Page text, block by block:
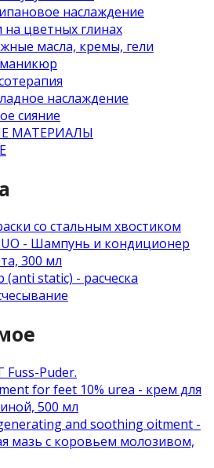
наслаждение
на цветных глинах
масла, кремы, гели
наслаждение
сияние
МАТЕРИАЛЫ
со стальным хвостиком
- Шампунь и кондиционер
300 мл
static) - расческа
Puder.
for feet 10% urea - крем для
500 мл
and soothing oitment -
мазь с коровьем молозивом,